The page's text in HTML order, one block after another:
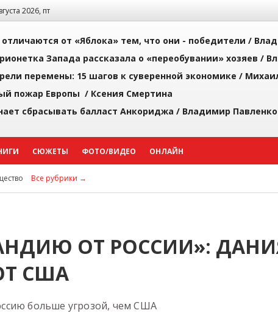
2026, пт
от «Яблока» тем, что они - победители /
Запада рассказала о «переобувании» хозяев /
перемены: 15 шагов к суверенной экономике /
пожар Европы / Ксения Смертина
сбрасывать балласт Анкориджа / Владимир Павленко
СЮЖЕТЫ ФОТО/ВИДЕО ОНЛАЙН
Все рубрики →
ОТ РОССИИ»:
США
больше угрозой, чем США